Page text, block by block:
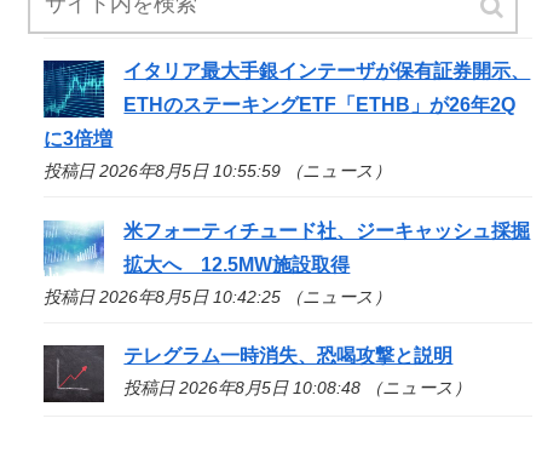
投稿日 2026年8月5日 12:30:58 （ニュース）
イタリア最大手銀インテーザが保有証券開示、
ETHのステーキングETF「ETHB」が26年2Q
に3倍増
投稿日 2026年8月5日 10:55:59 （ニュース）
米フォーティチュード社、ジーキャッシュ採掘
拡大へ 12.5MW施設取得
投稿日 2026年8月5日 10:42:25 （ニュース）
テレグラム一時消失、恐喝攻撃と説明
投稿日 2026年8月5日 10:08:48 （ニュース）